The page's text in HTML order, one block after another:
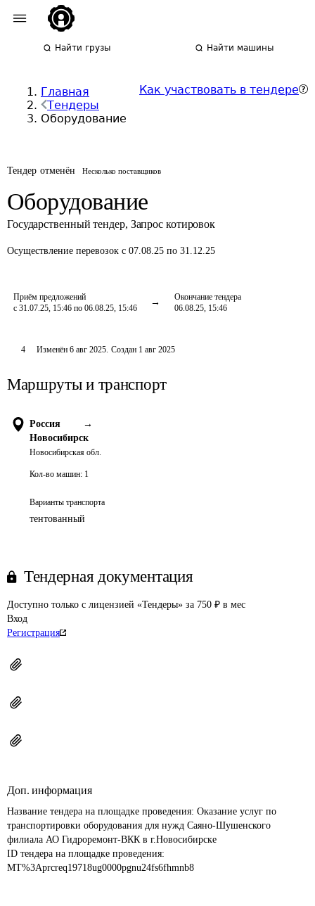
Найти грузы Найти машины
Главная
Тендеры
Оборудование
Как участвовать в тендере
Тендер отменён Несколько поставщиков
Оборудование
Государственный тендер, Запрос котировок
Осуществление перевозок с 07.08.25 по 31.12.25
Приём предложений
с 31.07.25, 15:46 по 06.08.25, 15:46
Окончание тендера
06.08.25, 15:46
4 Изменён 6 авг 2025. Создан 1 авг 2025
Маршруты и транспорт
Россия
→
Новосибирск
Новосибирская обл.
Кол-во машин: 1
Варианты транспорта
тентованный
Тендерная документация
Доступно только с лицензией «Тендеры» за 750 ₽ в мес
Вход
Регистрация
Доп. информация
Название тендера на площадке проведения: Оказание услуг по
транспортировки оборудования для нужд Саяно-Шушенского
филиала АО Гидроремонт-ВКК в г.Новосибирске
ID тендера на площадке проведения:
MT%3Aprcreq19718ug0000pgnu24fs6fhmnb8